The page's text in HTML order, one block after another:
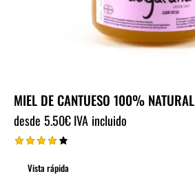
MIEL DE CANTUESO 100% NATURAL
desde 5.50€IVA incluido
o con
Vista rápida